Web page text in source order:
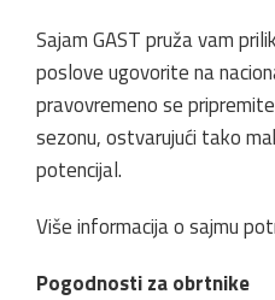
Sajam GAST pruža vam
poslove ugovorite na
pravovremeno se
sezonu, ostvarujući tako
potencijal.
Više informacija o sajmu
Pogodnosti za obrtnike